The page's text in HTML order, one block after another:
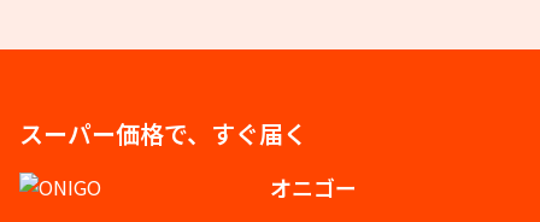
スーパー価格で、すぐ届く
オニゴー